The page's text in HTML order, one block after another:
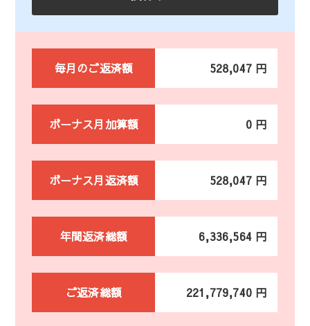
毎月のご返済額 528,047 円
ボーナス月加算額 0 円
ボーナス月返済額 528,047 円
年間返済総額 6,336,564 円
ご返済総額 221,779,740 円